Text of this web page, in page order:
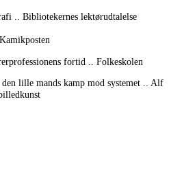
.. Bibliotekernes lektørudtalelse
fortid .. Folkeskolen
lille mands kamp mod systemet .. Alf